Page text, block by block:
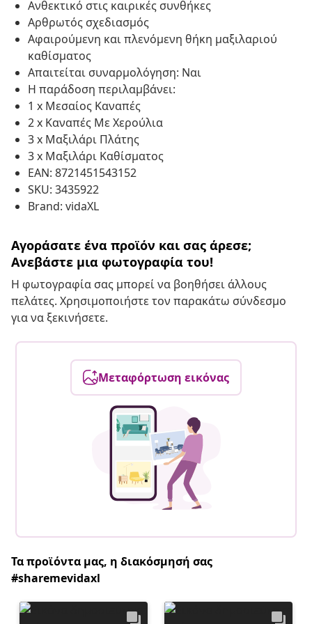
Ανθεκτικό στις καιρικές συνθήκες
Αρθρωτός σχεδιασμός
Αφαιρούμενη και πλενόμενη θήκη μαξιλαριού
καθίσματος
Απαιτείται συναρμολόγηση: Ναι
Η παράδοση περιλαμβάνει:
1 x Μεσαίος Καναπές
2 x Καναπές Με Χερούλια
3 x Μαξιλάρι Πλάτης
3 x Μαξιλάρι Καθίσματος
EAN: 8721451543152
SKU: 3435922
Brand: vidaXL
Αγοράσατε ένα προϊόν και σας άρεσε;
Ανεβάστε μια φωτογραφία του!
Η φωτογραφία σας μπορεί να βοηθήσει άλλους
πελάτες. Χρησιμοποιήστε τον παρακάτω σύνδεσμο
για να ξεκινήσετε.
Μεταφόρτωση εικόνας
Τα προϊόντα μας, η διακόσμησή σας
#sharemevidaxl